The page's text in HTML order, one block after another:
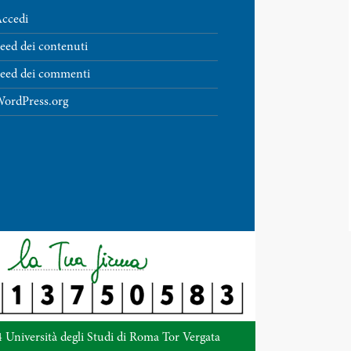
dei contenuti
dei commenti
degli Studi di Roma Tor Vergata